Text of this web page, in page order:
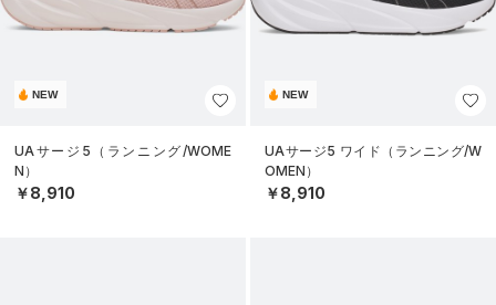
NEW
UAサージ5（ランニング/WOME
N）
￥8,910
NEW
UAサージ5 ワイド（ランニング/W
OMEN）
￥8,910